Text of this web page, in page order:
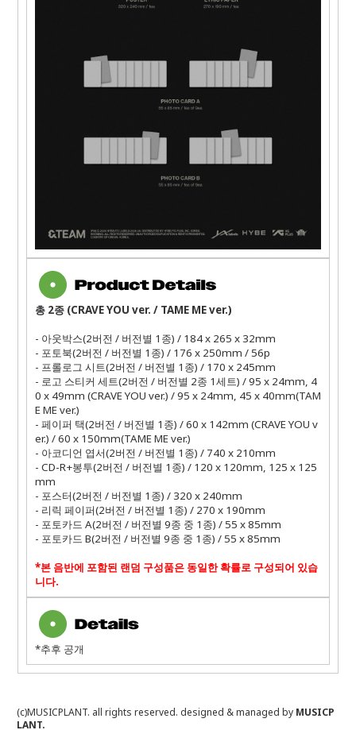
총 2종 (CRAVE YOU ver. / TAME ME ver.)
- 아웃박스(2버전 / 버전별 1종) / 184 x 265 x 32mm
- 포토북(2버전 / 버전별 1종) / 176 x 250mm / 56p
- 프롤로그 시트(2버전 / 버전별 1종) / 170 x 245mm
- 로고 스티커 세트(2버전 / 버전별 2종 1세트) / 95 x 24mm, 4
0 x 49mm (CRAVE YOU ver.) / 95 x 24mm, 45 x 40mm(TAM
E ME ver.)
- 페이퍼 택(2버전 / 버전별 1종) / 60 x 142mm (CRAVE YOU v
er.) / 60 x 150mm(TAME ME ver.)
- 아코디언 엽서(2버전 / 버전별 1종) / 740 x 210mm
- CD-R+봉투(2버전 / 버전별 1종) / 120 x 120mm, 125 x 125
mm
- 포스터(2버전 / 버전별 1종) / 320 x 240mm
- 리릭 페이퍼(2버전 / 버전별 1종) / 270 x 190mm
- 포토카드 A(2버전 / 버전별 9종 중 1종) / 55 x 85mm
- 포토카드 B(2버전 / 버전별 9종 중 1종) / 55 x 85mm
*본 음반에 포함된 랜덤 구성품은 동일한 확률로 구성되어 있습
니다.
*추후 공개
(c)MUSICPLANT. all rights reserved. designed & managed by MUSICP
LANT.